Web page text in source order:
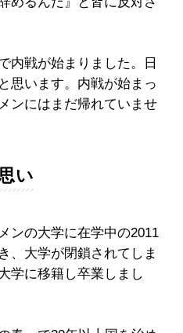
内戦が始まりました。日
思います。内戦が始まっ
ンにはまだ帰れていませ
い
ンの大学に在学中の2011
、大学が閉鎖されてしま
学に移籍し卒業しまし